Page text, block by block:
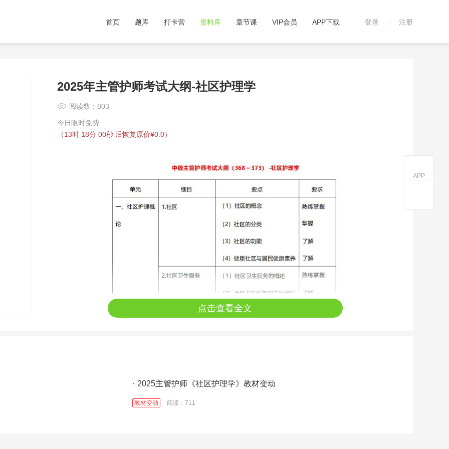
登录 注册
首页 题库 打卡营 资料库 章节课 VIP会员 APP下载
2025年主管护师考试大纲-社区护理学
阅读数：803
今日限时免费
（13时 18分 00秒 后恢复原价¥0.0）
点击查看全文
· 2025主管护师《社区护理学》教材变动
教材变动 阅读：711
APP